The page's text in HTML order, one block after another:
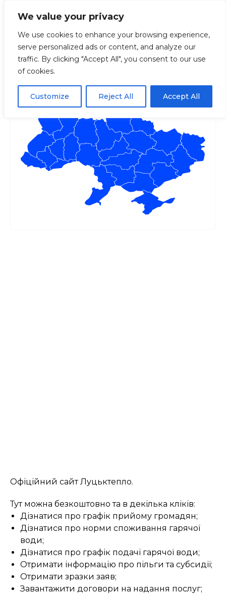
We value your privacy
We use cookies to enhance your browsing experience,
serve personalized ads or content, and analyze our
traffic. By clicking "Accept All", you consent to our use
of cookies.
Customize Reject All Accept All
Головна Регіони Волинська
Луцьктепло
Офіційний сайт Луцьктепло.
Тут можна безкоштовно та в декілька кліків:
Дізнатися про графік прийому громадян;
Дізнатися про норми споживання гарячої
води;
Дізнатися про графік подачі гарячої води;
Отримати інформацію про пільги та субсидії;
Отримати зразки заяв;
Завантажити договори на надання послуг;